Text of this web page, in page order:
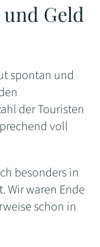
Geld
spontan und
der Touristen
voll
besonders in
Wir waren Ende
schon in